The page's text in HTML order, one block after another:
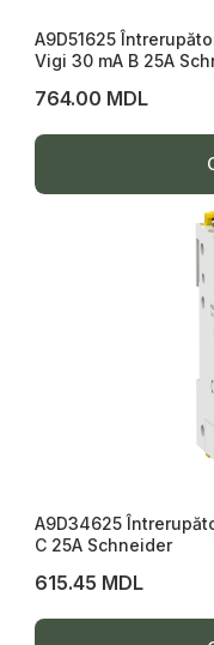
A9D51625
Vigi 30 mA B 25A
764.00 MDL
A9D34625
C 25A Schneider
615.45 MDL